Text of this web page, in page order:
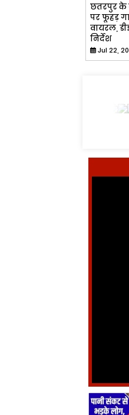
छतरपुर के
पर फूहड़
वायरल,
निर्देश
Jul 22,